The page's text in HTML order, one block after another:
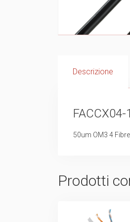
Descrizione
FACCX04-
50um OM3 4
Prodotti